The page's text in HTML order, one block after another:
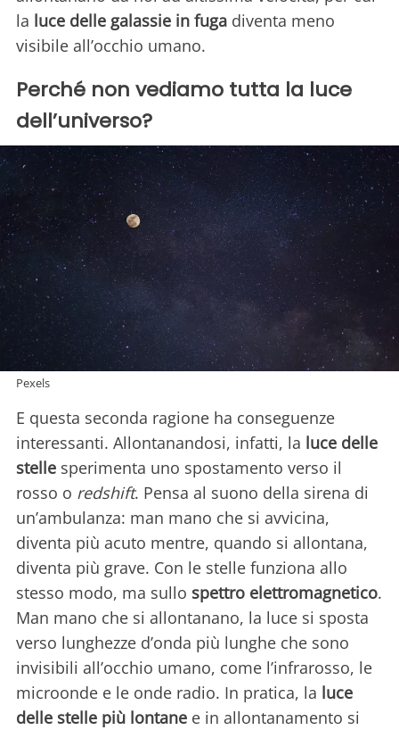
la luce delle galassie in fuga diventa meno
visibile all’occhio umano.
Perché non vediamo tutta la luce
dell’universo?
Pexels
E questa seconda ragione ha conseguenze
interessanti. Allontanandosi, infatti, la luce delle
stelle sperimenta uno spostamento verso il
rosso o redshift. Pensa al suono della sirena di
un’ambulanza: man mano che si avvicina,
diventa più acuto mentre, quando si allontana,
diventa più grave. Con le stelle funziona allo
stesso modo, ma sullo spettro elettromagnetico.
Man mano che si allontanano, la luce si sposta
verso lunghezze d’onda più lunghe che sono
invisibili all’occhio umano, come l’infrarosso, le
microonde e le onde radio. In pratica, la luce
delle stelle più lontane e in allontanamento si